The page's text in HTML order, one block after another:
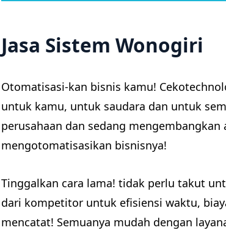
Jasa Sistem Wonogiri
Otomatisasi-kan bisnis kamu!
untuk kamu, untuk saudara dan untuk
perusahaan dan sedang
mengotomatisasikan bisnisnya!
Tinggalkan cara lama! tidak perlu takut
dari kompetitor untuk efisiensi waktu,
mencatat! Semuanya mudah dengan